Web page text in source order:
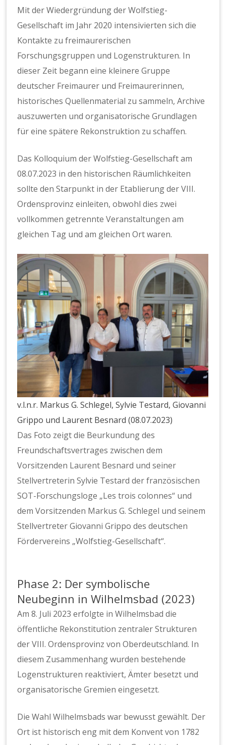
Mit der Wiedergründung der Wolfstieg-
Gesellschaft im Jahr 2020 intensivierten sich die
Kontakte zu freimaurerischen
Forschungsgruppen und Logenstrukturen. In
dieser Zeit begann eine kleinere Gruppe
deutscher Freimaurer und Freimaurerinnen,
historisches Quellenmaterial zu sammeln, Archive
auszuwerten und organisatorische Grundlagen
für eine spätere Rekonstruktion zu schaffen.
Das Kolloquium der Wolfstieg-Gesellschaft am
08.07.2023 in den historischen Räumlichkeiten
sollte den Starpunkt in der Etablierung der VIII.
Ordensprovinz einleiten, obwohl dies zwei
vollkommen getrennte Veranstaltungen am
gleichen Tag und am gleichen Ort waren.
v.l.n.r. Markus G. Schlegel, Sylvie Testard, Giovanni
Grippo und Laurent Besnard (08.07.2023)
Das Foto zeigt die Beurkundung des
Freundschaftsvertrages zwischen dem
Vorsitzenden Laurent Besnard und seiner
Stellvertreterin Sylvie Testard der französischen
SOT-Forschungsloge „Les trois colonnes“ und
dem Vorsitzenden Markus G. Schlegel und seinem
Stellvertreter Giovanni Grippo des deutschen
Fördervereins „Wolfstieg-Gesellschaft“.
Phase 2: Der symbolische
Neubeginn in Wilhelmsbad (2023)
Am 8. Juli 2023 erfolgte in Wilhelmsbad die
öffentliche Rekonstitution zentraler Strukturen
der VIII. Ordensprovinz von Oberdeutschland. In
diesem Zusammenhang wurden bestehende
Logenstrukturen reaktiviert, Ämter besetzt und
organisatorische Gremien eingesetzt.
Die Wahl Wilhelmsbads war bewusst gewählt. Der
Ort ist historisch eng mit dem Konvent von 1782